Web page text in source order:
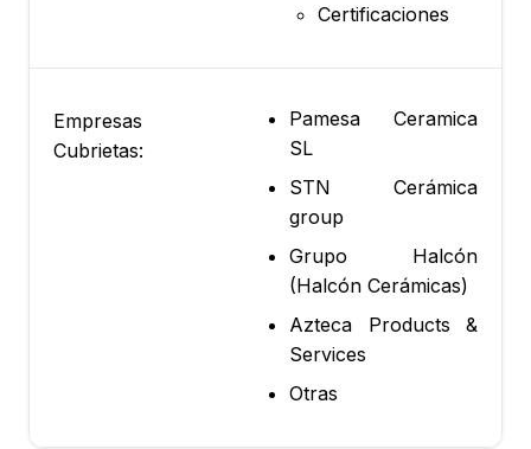
Certificaciones
Empresas
Cubrietas:
Pamesa Ceramica
SL
STN Cerámica
group
Grupo Halcón
(Halcón Cerámicas)
Azteca Products &
Services
Otras